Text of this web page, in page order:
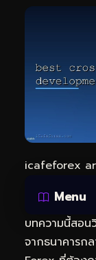
icafeforex
Menu
บทความนี้สอน
จากธนาคารก